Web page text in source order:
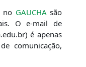
no GAUCHAsão
O e-mail de
é apenas
comunicação,